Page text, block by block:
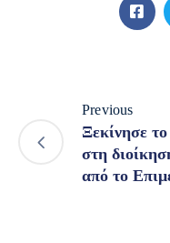
Previous
Ξεκίνησε
στη
από το